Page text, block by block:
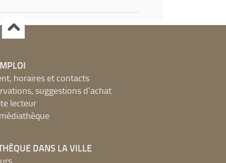
horaires et contacts
suggestions d'achat
lecteur
DANS LA VILLE